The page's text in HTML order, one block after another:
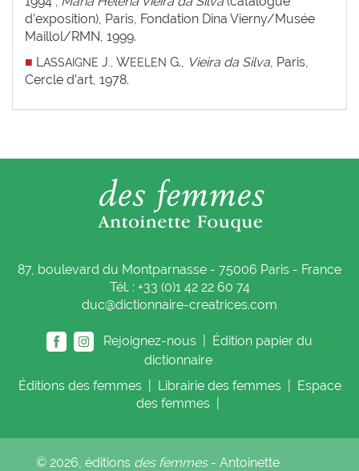
d’exposition), Paris, Fondation Dina Vierny/Musée
Maillol/RMN, 1999.
■ LASSAIGNE J WEELEN G., Vieira da Silva, Paris,
Cercle d’art, 1978.
87, boulevard du Montparnasse - 75006 Paris - France
Tél. : +33 (0)1 42 22 60 74
duc@dictionnaire-creatrices.com
Rejoignez-nous |
Édition papier du
dictionnaire
Éditions des femmes Librairie des femmes
Espace
des femmes
© 2026, éditions des femmes- Antoinette